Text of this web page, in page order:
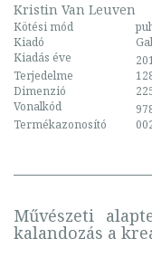
Kristin Van Leuven
Kötési mód
Kiadó
Kiadás éve
Terjedelme
Dimenzió
Vonalkód
Termékazonosító
Művészeti
kalandozás a